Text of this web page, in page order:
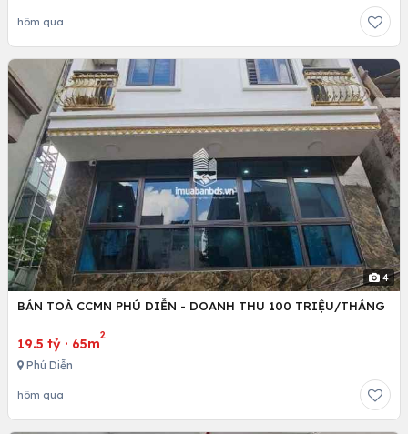
hôm qua
4
BÁN TOÀ CCMN PHÚ DIỄN - DOANH THU 100 TRIỆU/THÁNG
19.5 tỷ · 65m
2
Phú Diễn
hôm qua